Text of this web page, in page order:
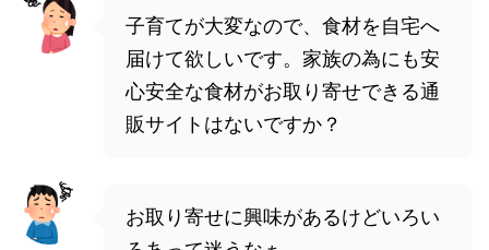
子育てが大変なので、食材を自宅へ
届けて欲しいです。家族の為にも安
心安全な食材がお取り寄せできる通
販サイトはないですか？
お取り寄せに興味があるけどいろい